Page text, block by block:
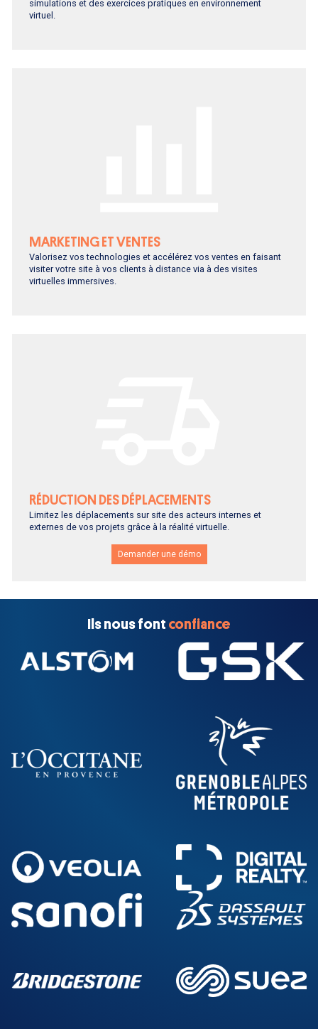
simulations et des exercices pratiques en environnement
virtuel.
MARKETING ET VENTES
Valorisez vos technologies et accélérez vos ventes en faisant
visiter votre site à vos clients à distance via à des visites
virtuelles immersives.
RÉDUCTION DES DÉPLACEMENTS
Limitez les déplacements sur site des acteurs internes et
externes de vos projets grâce à la réalité virtuelle.
Demander une démo
Ils nous font confiance